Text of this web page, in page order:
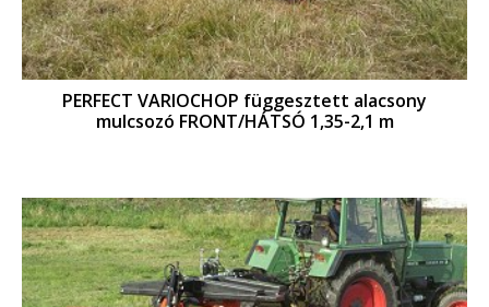
PERFECT VARIOCHOP függesztett alacsony
mulcsozó FRONT/HÁTSÓ 1,35-2,1 m